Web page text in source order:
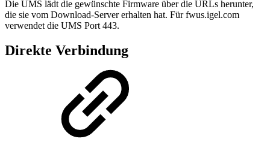
Die UMS lädt die gewünschte Firmware über die URLs herunter,
die sie vom Download-Server erhalten hat. Für fwus.igel.com
verwendet die UMS Port 443.
Direkte Verbindung